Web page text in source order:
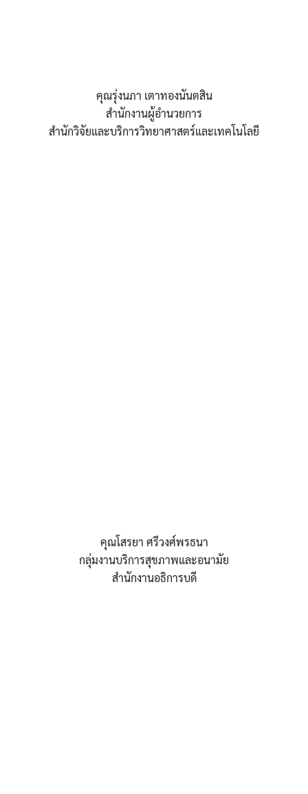
คุณรุ่งนภา เตาทองนันตสิน
สำนักงานผู้อำนวยการ
สำนักวิจัยและบริการวิทยาศาสตร์และเทคโนโลยี
คุณโสรยา ศรีวงศ์พรธนา
กลุ่มงานบริการสุขภาพและอนามัย
สำนักงานอธิการบดี